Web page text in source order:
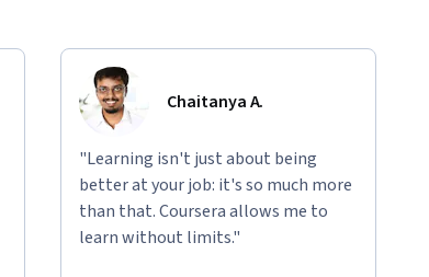
Chaitanya A.
"Learning isn't just about being
better at your job: it's so much more
than that. Coursera allows me to
learn without limits."